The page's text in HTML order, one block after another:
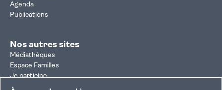
Agenda
Publications
Nos autres sites
Médiathèques
Espace Familles
Je participe
Autorisation d'urbanisme